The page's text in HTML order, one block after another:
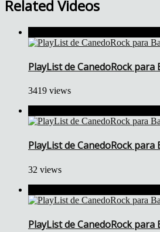
Related Videos
PlayList de CanedoRock para
3419 views
PlayList de CanedoRock para
32 views
PlayList de CanedoRock para